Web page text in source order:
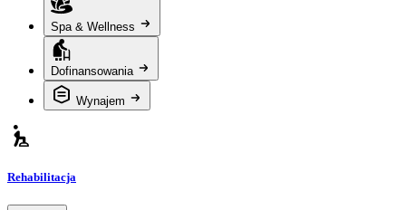
Spa & Wellness
Dofinansowania
Wynajem
Rehabilitacja